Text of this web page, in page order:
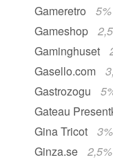
Gameretro
5%
Gameshop
Gaminghuset
Gasello.com
Gastrozogu
Gateau
Gina Tricot
3%
Ginza.se
2,5%